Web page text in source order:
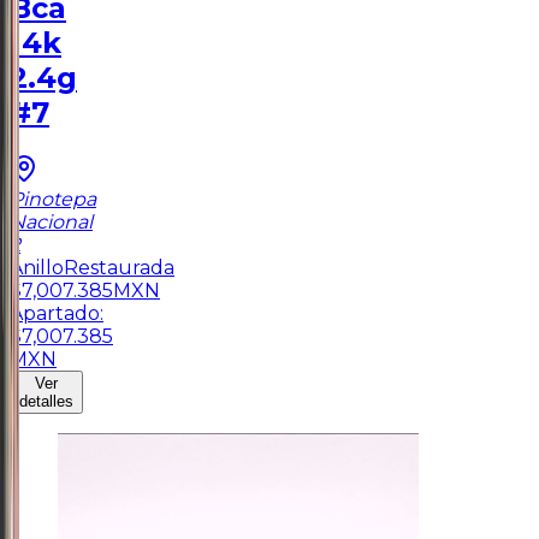
Bca
14k
2.4g
#7
Pinotepa
Nacional
2
Anillo Restaurada
$7,007.385 MXN
Apartado:
$7,007.385
MXN
Ver
detalles